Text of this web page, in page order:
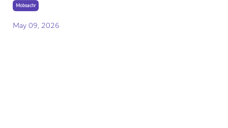
Mobsachr
May 09, 2026